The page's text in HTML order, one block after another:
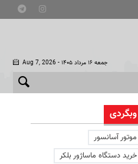
Aug 7, 2026 - جمعه ۱۶ مرداد ۱۴۰۵
وبگردی
موتور آسانسور
خرید دستگاه ماساژور بلکر